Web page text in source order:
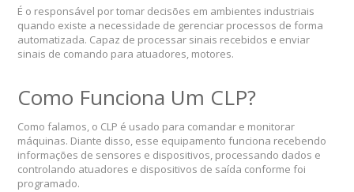
É o responsável por tomar decisões em ambientes industriais
quando existe a necessidade de gerenciar processos de forma
automatizada. Capaz de processar sinais recebidos e enviar
sinais de comando para atuadores, motores.
Como Funciona Um CLP?
Como falamos, o CLP é usado para comandar e monitorar
máquinas. Diante disso, esse equipamento funciona recebendo
informações de sensores e dispositivos, processando dados e
controlando atuadores e dispositivos de saída conforme foi
programado.